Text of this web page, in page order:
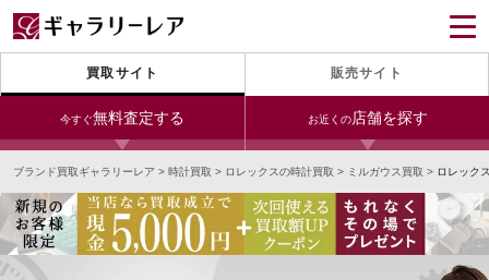
買取サイト 販売サイト
今すぐ無料査定する お近くの店舗を探す
今すぐLINE査定
24時間受付（対応時間10:00～19:00）
宅配買取を申し込む
銀座本店 青山表参道店 新宿東口店
ブランド買取ギャラリーレア > 時計買取 > ロレックスの時計買取 > ミルガウス買取 > ロレック